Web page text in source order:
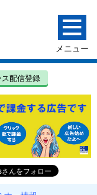
ス配信登録